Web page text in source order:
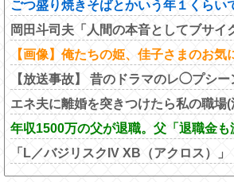
ごつ盛り焼きそばとかいう年１くらい
岡田斗司夫「人間の本音としてブサイ
【画像】俺たちの姫、佳子さまのお気
【放送事故】 昔のドラマのレ◯プシー
エネ夫に離婚を突きつけたら私の職場(
年収1500万の父が退職。父「退職金も
「L／バジリスクIV XB（アクロス）」